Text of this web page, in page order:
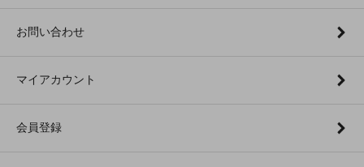
お問い合わせ
マイアカウント
会員登録